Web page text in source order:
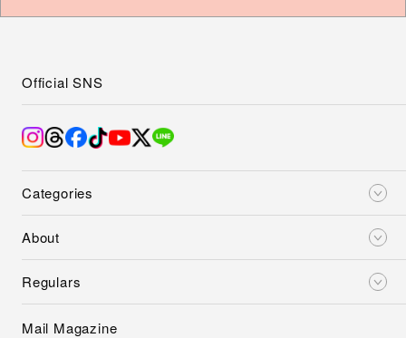
Categories
About
Regulars
Official SNS
Mail Magazine